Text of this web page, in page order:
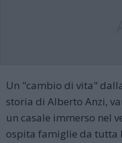
Un "cambio di vita"
storia di Alberto Anzi,
un casale immerso nel
ospita famiglie da tutta